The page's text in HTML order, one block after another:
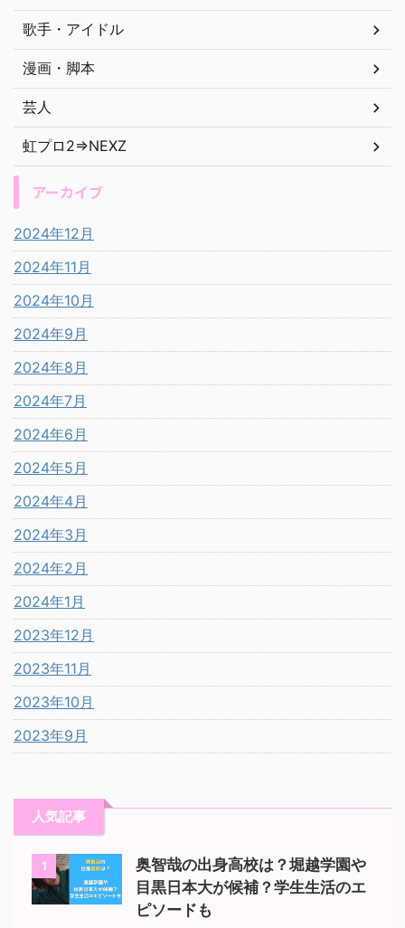
歌手・アイドル
漫画・脚本
芸人
虹プロ2⇒NEXZ
アーカイブ
2024年12月
2024年11月
2024年10月
2024年9月
2024年8月
2024年7月
2024年6月
2024年5月
2024年4月
2024年3月
2024年2月
2024年1月
2023年12月
2023年11月
2023年10月
2023年9月
人気記事
1
奥智哉の出身高校は？堀越学園や
目黒日本大が候補？学生生活のエ
ピソードも